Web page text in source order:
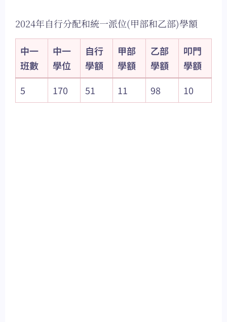
2024年自行分配和統一派位(甲部和乙部)學額
中一
班數
中一
學位
自行
學額
甲部
學額
乙部
學額
叩門
學額
5
170 51 11 98 10